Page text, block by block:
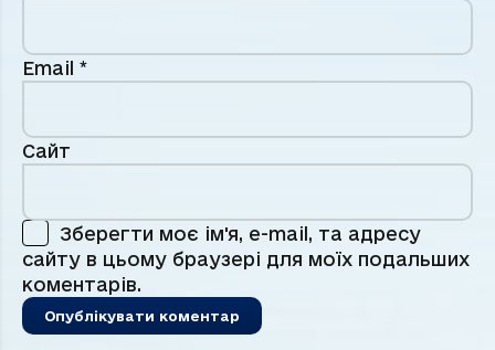
Email *
Сайт
Зберегти моє ім'я, e-mail, та адресу
сайту в цьому браузері для моїх подальших
коментарів.